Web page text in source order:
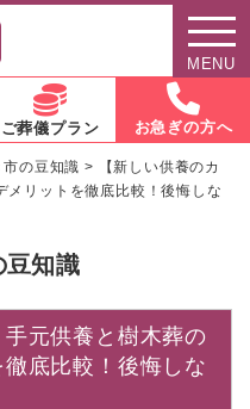
MENU
ご葬儀プラン お急ぎの方へ
市の豆知識 >
【新しい供養のカ
メリットを徹底比較！後悔しな
豆知識
手元供養と樹木葬の
底比較！後悔しな